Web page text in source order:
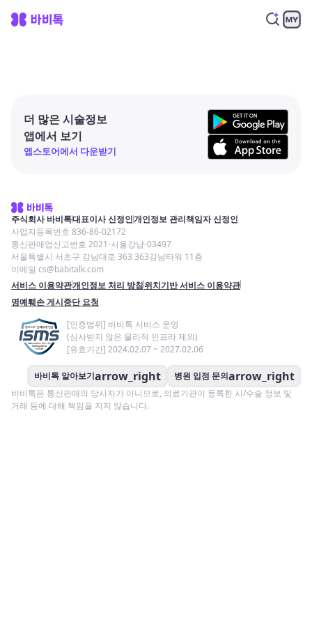
더 많은 시술정보
앱에서 보기
앱스토어에서 다운받기
주식회사 바비톡대표이사 신정인개인정보 관리책임자 신정인
사업자등록번호 836-86-02172
통신판매업신고번호 2021-서울강남-03497
서울특별시 서초구 강남대로 363 363강남타워 11층
이메일 cs@babitalk.com
서비스 이용약관개인정보 처리 방침위치기반 서비스 이용약관
명예훼손 게시중단 요청
[인증범위] 바비톡 서비스 운영
(심사받지 않은 물리적 인프라 제외)
[유효기간] 2024.02.07 ~ 2027.02.06
바비톡 알아보기arrow_right 병원 입점 문의arrow_right
바비톡은 통신판매의 당사자가 아니므로, 의료기관이 등록한 시/수술 정보 및
거래 등에 대해 책임을 지지 않습니다.